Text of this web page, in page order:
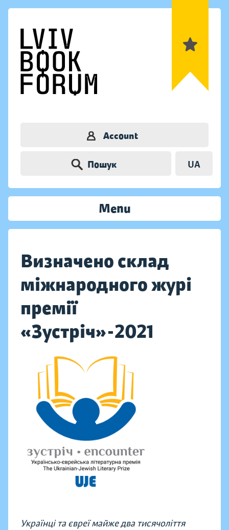
Account
Пошук UA
Menu
Визначено склад
міжнародного журі
премії
«Зустріч»-2021
Українці та євреї майже два тисячоліття